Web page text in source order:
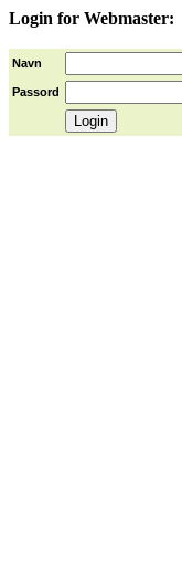
Login for Webmaster:
Navn
Passord